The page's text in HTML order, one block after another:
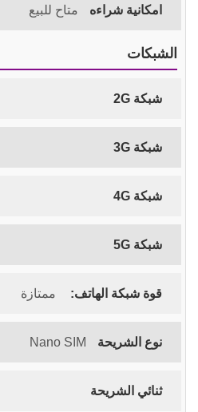
امكانية شراءه متاح للبيع
الشبكات
شبكة 2G
شبكة 3G
شبكة 4G
شبكة 5G
قوة شبكة الهاتف: ممتازة
نوع الشريحة Nano SIM
ثنائي الشريحة